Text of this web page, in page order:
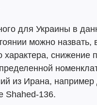
для Украины в
можно назвать,
характера, снижение
из Ирана, например
Shahed-136.